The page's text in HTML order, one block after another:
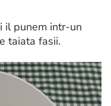
il punem intr-un
taiata fasii.